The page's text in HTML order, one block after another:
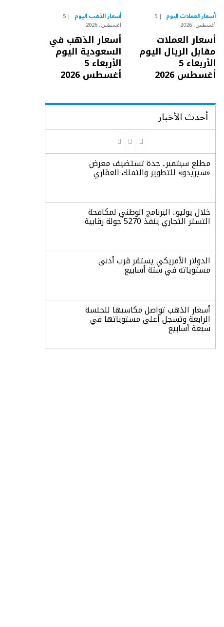
أسعار العملات اليوم 5
أغسطس، 2026
أسعار العملات
مقابل الريال اليوم
الأربعاء 5
أغسطس 2026
أسعار الذهب اليوم 5
أغسطس، 2026
أسعار الذهب في
السعودية اليوم
الأربعاء 5
أغسطس 2026
أحدث الأخبار
مطلع سبتمبر.. جدة تستضيف معرض
«سيريدو» للتطوير والتملك العقاري
خلال يوليو.. البرنامج الوطني لمكافحة
التستر التجاري ينفذ 5270 جولة رقابية
الدولار الأمريكي يستقر قرب أدنى
مستوياته في ستة أسابيع
أسعار الذهب تواصل مكاسبها للجلسة
الرابعة وتسجل أعلى مستوياتها في
سبعة أسابيع